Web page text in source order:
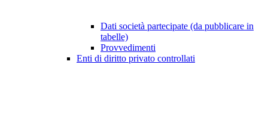
Dati società partecipate (da pubblicare in
tabelle)
Provvedimenti
Enti di diritto privato controllati